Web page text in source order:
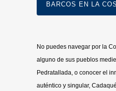
BARCOS EN LA
No puedes navegar por la
alguno de sus pueblos
Pedratallada, o conocer el
auténtico y singular,